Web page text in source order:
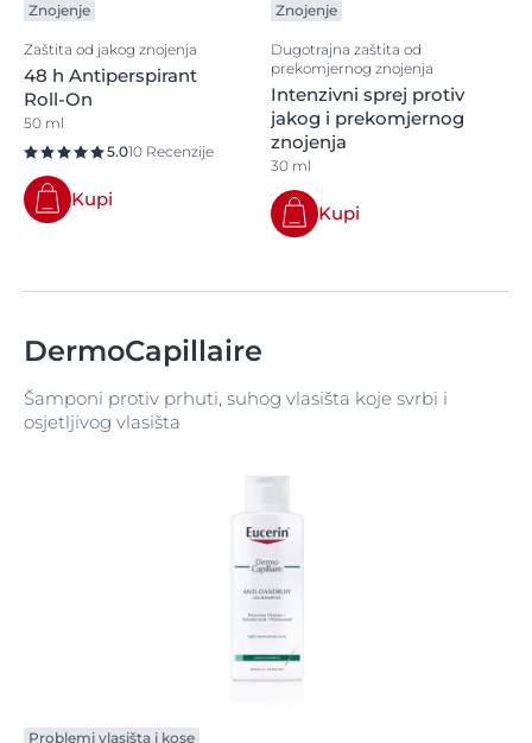
Znojenje
Zaštita od jakog znojenja
48 h Antiperspirant
Roll-On
50 ml
5.010 Recenzije
Kupi
Znojenje
Dugotrajna zaštita od
prekomjernog znojenja
Intenzivni sprej protiv
jakog i prekomjernog
znojenja
30 ml
Kupi
DermoCapillaire
Šamponi protiv prhuti, suhog vlasišta koje svrbi i
osjetljivog vlasišta
Problemi vlasišta i kose